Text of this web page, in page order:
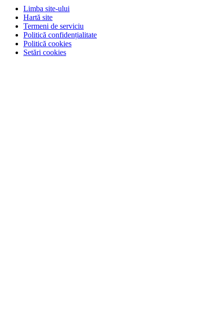
Limba site-ului
Hartă site
Termeni de serviciu
Politică confidențialitate
Politică cookies
Setări cookies